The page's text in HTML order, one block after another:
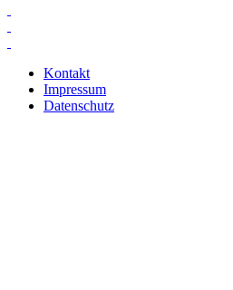
Kontakt
Impressum
Datenschutz